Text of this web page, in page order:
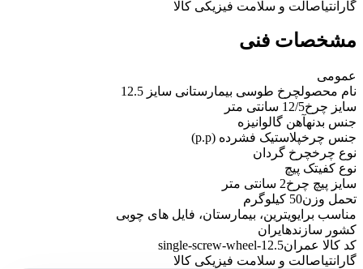
گارانتیاصالت و سلامت فیزیکی کالا
مشخصات فنی
عمومی
نام محصولچرخ طوسی بیمارستانی سایز 12.5
سایز چرخ12/5 سانتی متر
جنس بدنهآهن گالوانیزه
جنس چرخپلاستیک فشرده (p.p)
نوع چرخچرخ گردان
نوع کفیتک پیچ
سایز پیچ چرخ2 سانتی متر
تحمل وزن50 کیلوگرم
مناسب برایویترین، بیمارستان، فایل های چوبی
کشور سازندهایران
کد کالا عمرانsingle-screw-wheel-12.5
گارانتیاصالت و سلامت فیزیکی کالا